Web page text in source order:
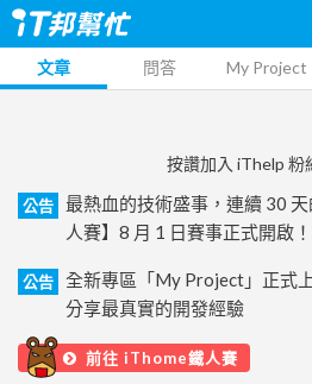
文章 問答 My Project
按讚加入 iThelp 粉
公告
最熱血的技術盛事，連續 30
人賽】8 月 1 日賽事正式開啟！
公告
全新專區「My Project」正式
分享最真實的開發經驗
前往 iThome鐵人賽